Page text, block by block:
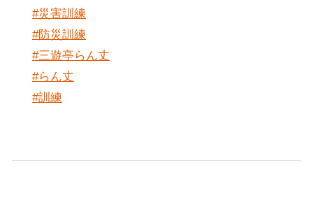
#災害訓練
#防災訓練
#三遊亭らん丈
#らん丈
#訓練